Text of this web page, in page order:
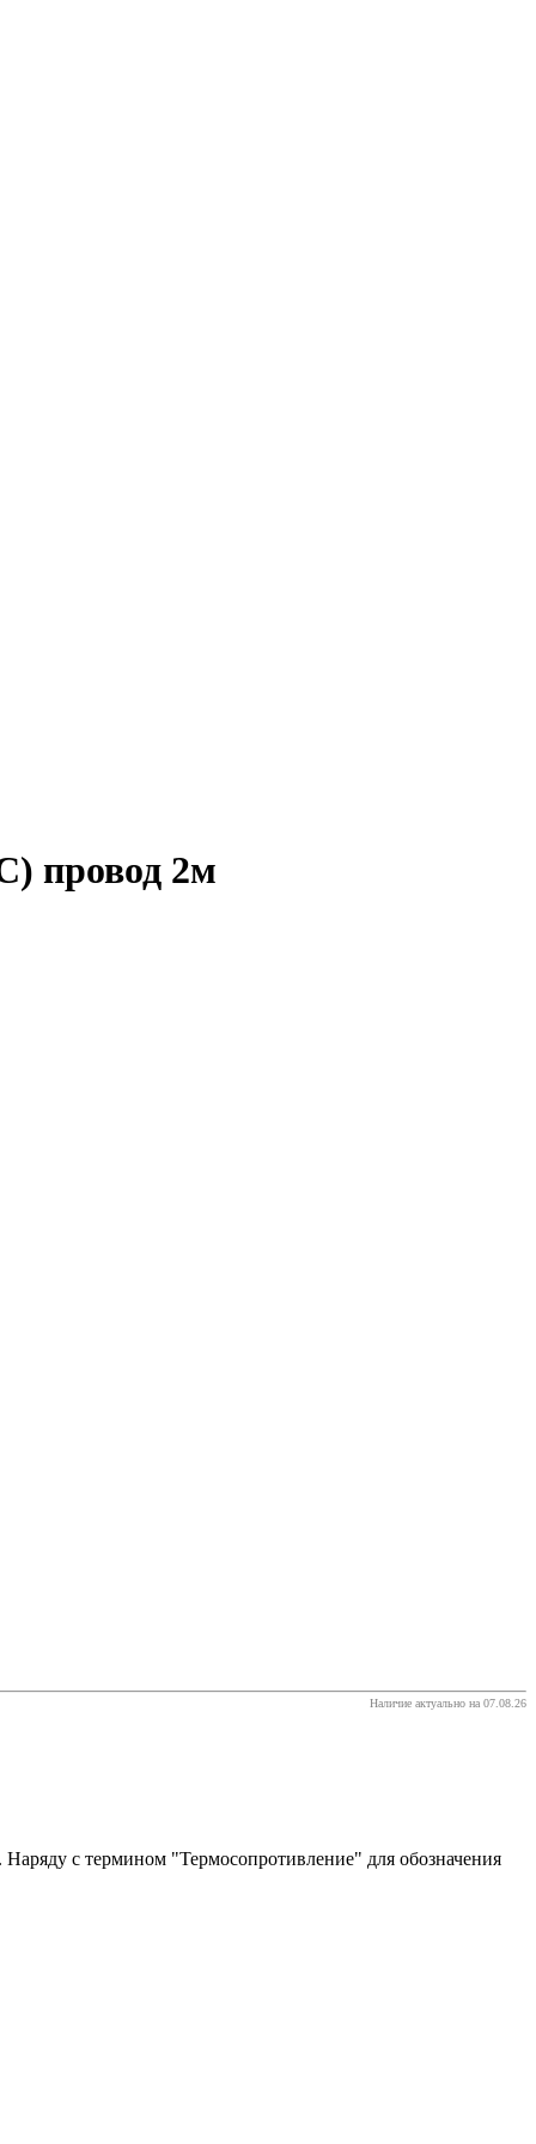
провод 2м
Наличие актуально на 07.08.26
с термином "Термосопротивление" для обозначения